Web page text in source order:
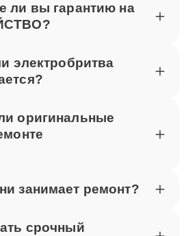
ли вы гарантию на
электробритва
оригинальные
занимает ремонт?
срочный